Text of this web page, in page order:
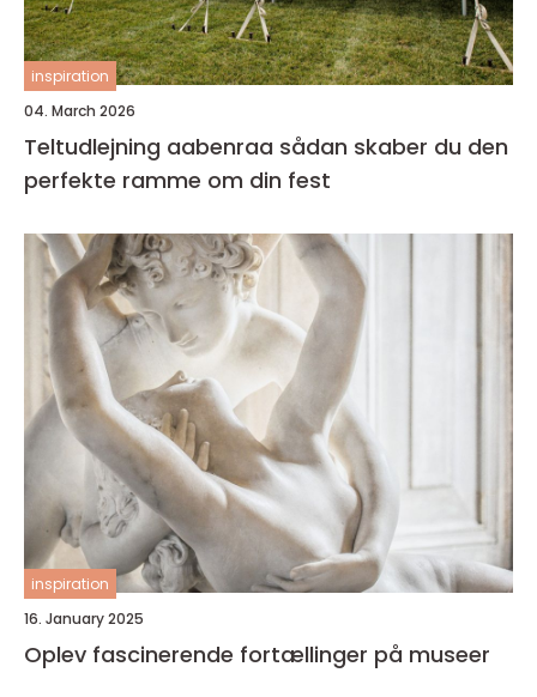
inspiration
04. March 2026
Teltudlejning aabenraa sådan skaber du den
perfekte ramme om din fest
inspiration
16. January 2025
Oplev fascinerende fortællinger på museer